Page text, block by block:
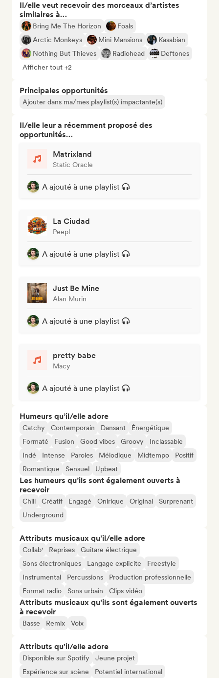
Il/elle veut recevoir des morceaux d’artistes
similaires à…
Bring Me The Horizon
Foals
Arctic Monkeys
Mini Mansions
Kasabian
Nothing But Thieves
Radiohead
Deftones
Afficher tout +2
Principales opportunités
Ajouter dans ma/mes playlist(s) impactante(s)
Il/elle leur a récemment proposé des
opportunités…
Matrixland
Static Oracle
A ajouté à une playlist
La Ciudad
Peepl
A ajouté à une playlist
Just Be Mine
Alan Murin
A ajouté à une playlist
pretty babe
Macy
A ajouté à une playlist
Humeurs qu’il/elle adore
Catchy Contemporain Dansant
Énergétique
Formaté
Fusion Good vibes Groovy
Inclassable
Indé
Intense Paroles Mélodique Midtempo
Positif
Romantique
Sensuel Upbeat
Les humeurs qu’ils sont également ouverts à
recevoir
Chill Créatif Engagé Onirique Original
Surprenant
Underground
Attributs musicaux qu’il/elle adore
Collab' Reprises
Guitare électrique
Sons électroniques
Langage explicite
Freestyle
Instrumental
Percussions
Production professionnelle
Format radio
Sons urbain Clips vidéo
Attributs musicaux qu’ils sont également ouverts
à recevoir
Basse Remix Voix
Attributs qu'il/elle adore
Disponible sur Spotify
Jeune projet
Expérience sur scène
Potentiel international